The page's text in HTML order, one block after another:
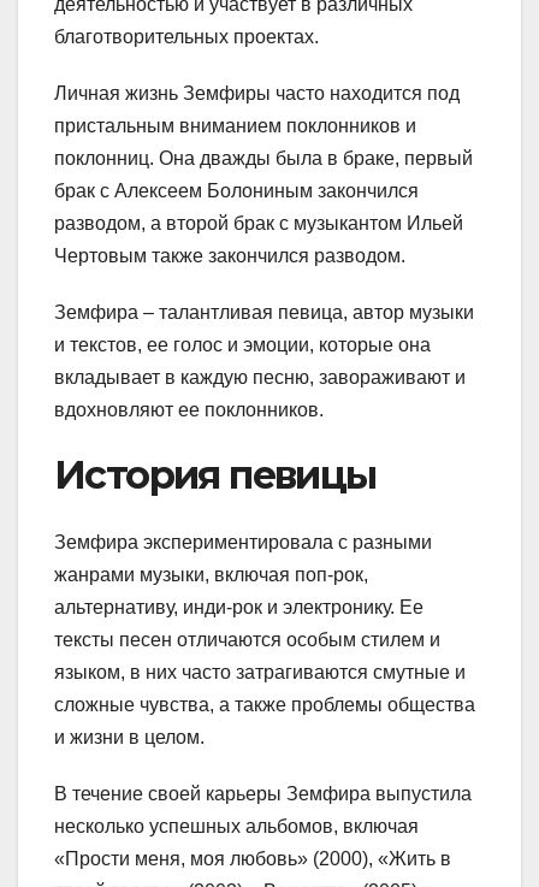
благотворительных проектах.
Личная жизнь Земфиры часто находится под
пристальным вниманием поклонников и
поклонниц. Она дважды была в браке, первый
брак с Алексеем Болониным закончился
разводом, а второй брак с музыкантом Ильей
Чертовым также закончился разводом.
Земфира – талантливая певица, автор музыки
и текстов, ее голос и эмоции, которые она
вкладывает в каждую песню, завораживают и
вдохновляют ее поклонников.
История певицы
Земфира экспериментировала с разными
жанрами музыки, включая поп-рок,
альтернативу, инди-рок и электронику. Ее
тексты песен отличаются особым стилем и
языком, в них часто затрагиваются смутные и
сложные чувства, а также проблемы общества
и жизни в целом.
В течение своей карьеры Земфира выпустила
несколько успешных альбомов, включая
«Прости меня, моя любовь» (2000), «Жить в